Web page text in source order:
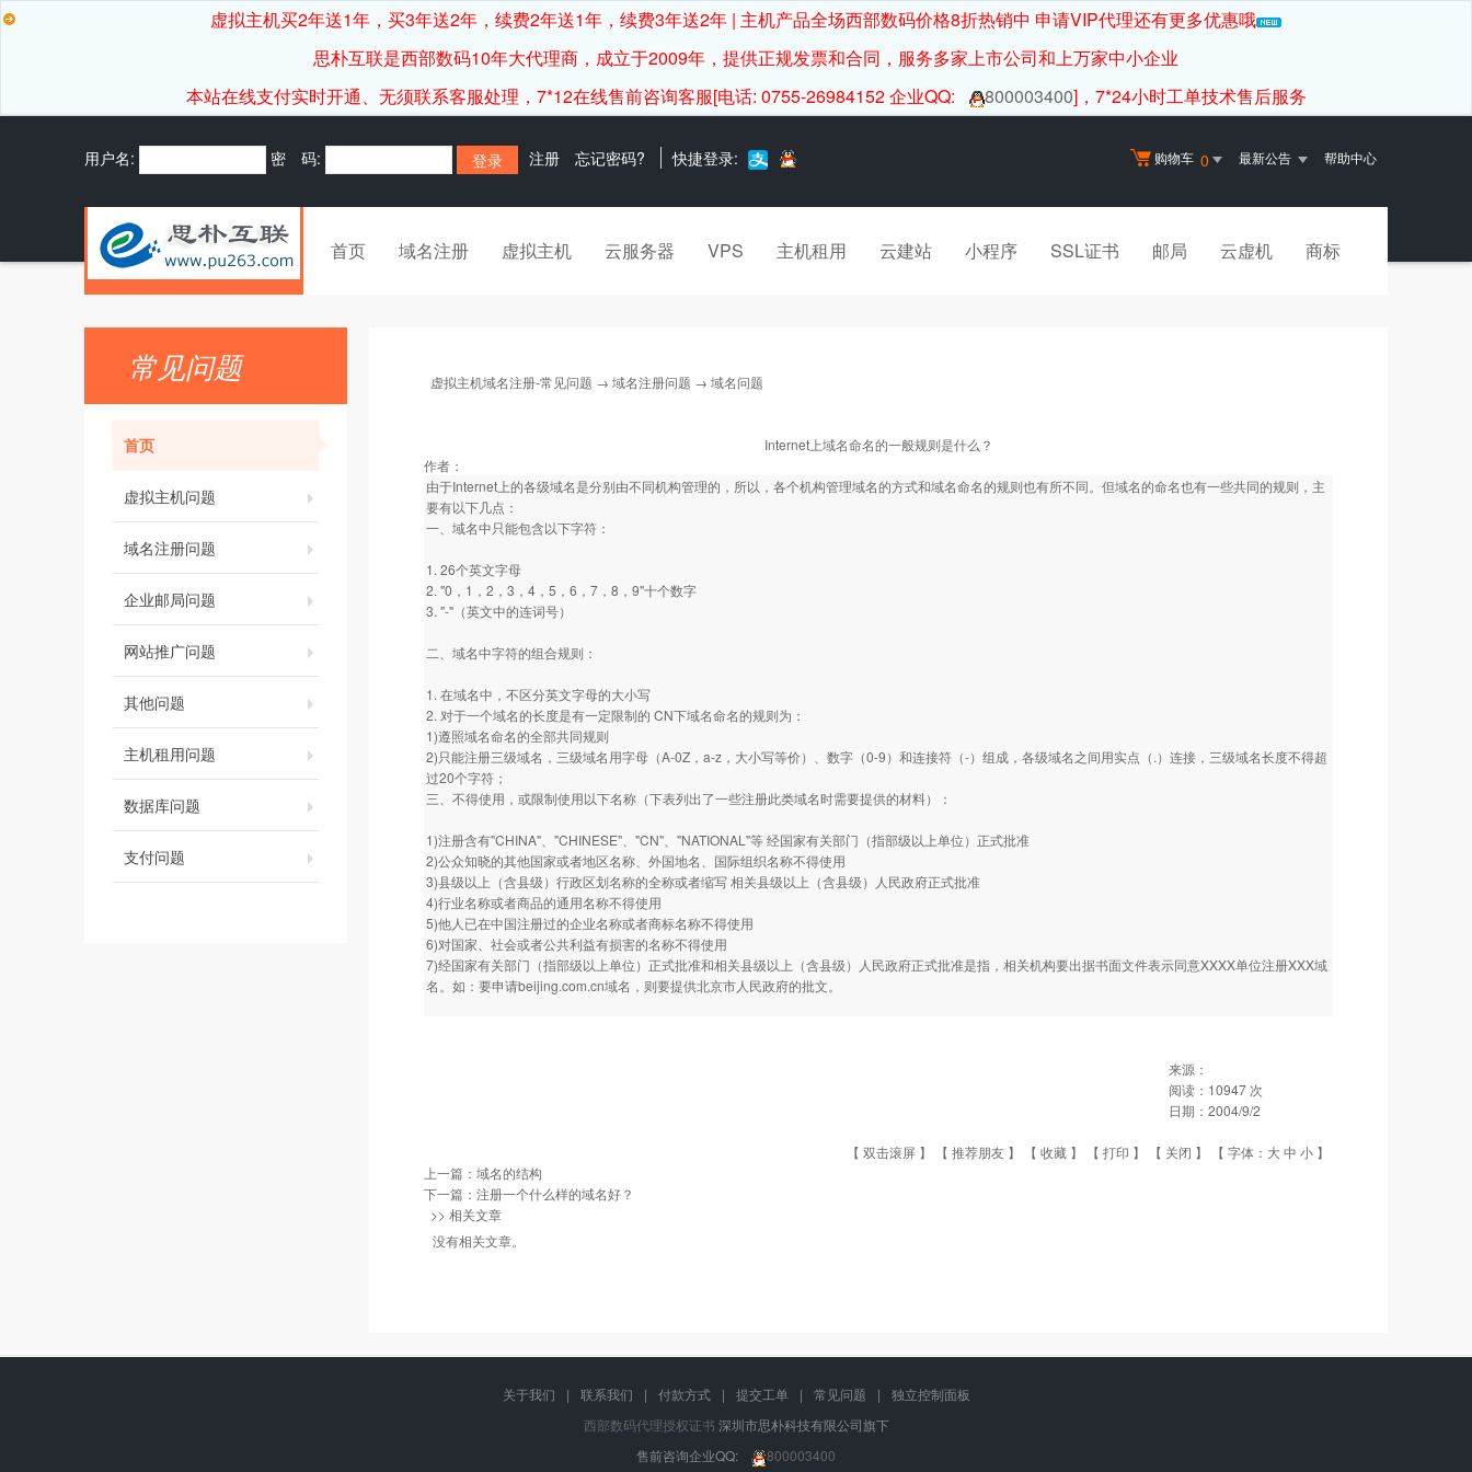
虚拟主机买2年送1年，买3年送2年，续费2年送1年，续费3年送2年 | 主机产品全场西部数码价格8折热销中 申请VIP代理还有更多优惠哦
思朴互联是西部数码10年大代理商，成立于2009年，提供正规发票和合同，服务多家上市公司和上万家中小企业
本站在线支付实时开通、无须联系客服处理，7*12在线售前咨询客服[电话: 0755-26984152 企业QQ:
800003400]，7*24小时工单技术售后服务
购物车 0 最新公告 帮助中心
用户名: 密 码: 注册 忘记密码? 快捷登录:
首页 域名注册 虚拟主机 云服务器 VPS 主机租用 云建站 小程序 SSL证书 邮局 云虚机 商标
常见问题
首页
虚拟主机问题
域名注册问题
企业邮局问题
网站推广问题
其他问题
主机租用问题
数据库问题
支付问题
虚拟主机域名注册-常见问题 → 域名注册问题 → 域名问题
Internet上域名命名的一般规则是什么？
作者：
由于Internet上的各级域名是分别由不同机构管理的，所以，各个机构管理域名的方式和域名命名的规则也有所不同。但域名的命名也有一些共同的规则，主
要有以下几点：
一、域名中只能包含以下字符：
1. 26个英文字母
2. "0，1，2，3，4，5，6，7，8，9"十个数字
3. "-"（英文中的连词号）
二、域名中字符的组合规则：
1. 在域名中，不区分英文字母的大小写
2. 对于一个域名的长度是有一定限制的 CN下域名命名的规则为：
1)遵照域名命名的全部共同规则
2)只能注册三级域名，三级域名用字母（A-0Z，a-z，大小写等价）、数字（0-9）和连接符（-）组成，各级域名之间用实点（.）连接，三级域名长度不得超
过20个字符；
三、不得使用，或限制使用以下名称（下表列出了一些注册此类域名时需要提供的材料）：
1)注册含有"CHINA"、"CHINESE"、"CN"、"NATIONAL"等 经国家有关部门（指部级以上单位）正式批准
2)公众知晓的其他国家或者地区名称、外国地名、国际组织名称不得使用
3)县级以上（含县级）行政区划名称的全称或者缩写 相关县级以上（含县级）人民政府正式批准
4)行业名称或者商品的通用名称不得使用
5)他人已在中国注册过的企业名称或者商标名称不得使用
6)对国家、社会或者公共利益有损害的名称不得使用
7)经国家有关部门（指部级以上单位）正式批准和相关县级以上（含县级）人民政府正式批准是指，相关机构要出据书面文件表示同意XXXX单位注册XXX域
名。如：要申请beijing.com.cn域名，则要提供北京市人民政府的批文。
来源：
阅读： 10947 次
日期： 2004/9/2
【 双击滚屏 】 【 推荐朋友 】 【 收藏 】 【 打印 】 【 关闭 】 【 字体： 大中 小 】
上一篇： 域名的结构
下一篇： 注册一个什么样的域名好？
>> 相关文章
没有相关文章。
关于我们 | 联系我们 | 付款方式 | 提交工单 | 常见问题 |
独立控制面板
西部数码代理授权证书 深圳市思朴科技有限公司旗下
售前咨询企业QQ:
800003400